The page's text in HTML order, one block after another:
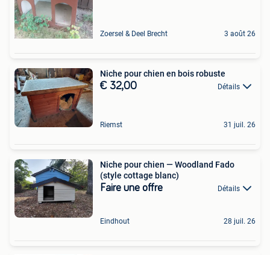
Zoersel & Deel Brecht 3 août 26
Niche pour chien en bois robuste
€ 32,00 Détails
Riemst 31 juil. 26
Niche pour chien — Woodland Fado
(style cottage blanc)
Faire une offre Détails
Eindhout 28 juil. 26